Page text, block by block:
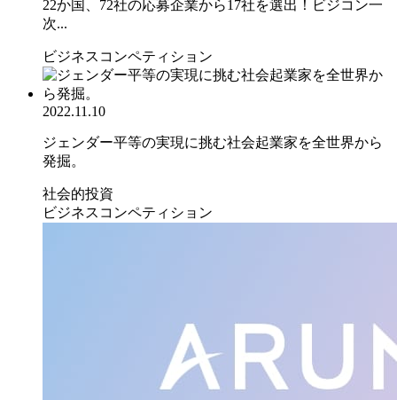
22か国、72社の応募企業から17社を選出！ビジコン一
次...
ビジネスコンペティション
2022.11.10
ジェンダー平等の実現に挑む社会起業家を全世界から
発掘。
社会的投資
ビジネスコンペティション